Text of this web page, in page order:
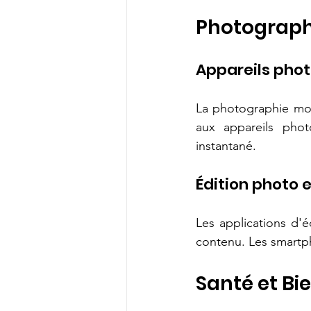
Appareils
La photographie
aux appareils
instantané.
Édition photo
Les applications
contenu. Les
Santé et